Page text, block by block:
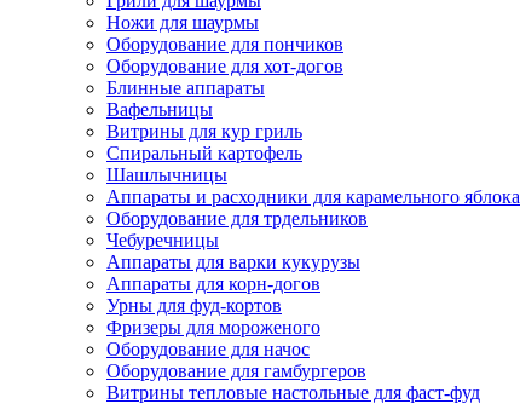
Ножи для шаурмы
Оборудование для пончиков
Оборудование для хот-догов
Блинные аппараты
Вафельницы
Витрины для кур гриль
Спиральный картофель
Шашлычницы
Аппараты и расходники для карамельного яблока
Оборудование для трдельников
Чебуречницы
Аппараты для варки кукурузы
Аппараты для корн-догов
Урны для фуд-кортов
Фризеры для мороженого
Оборудование для начос
Оборудование для гамбургеров
Витрины тепловые настольные для фаст-фуд